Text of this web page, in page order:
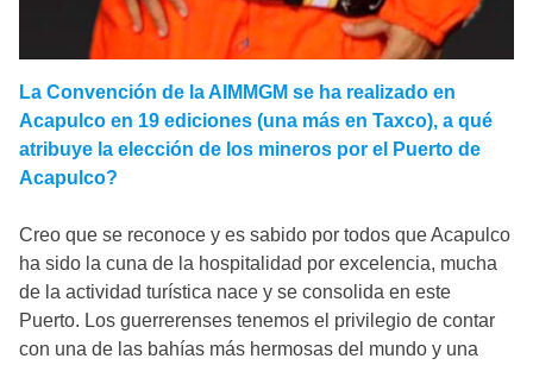
La Convención de la AIMMGM se ha realizado en
Acapulco en 19 ediciones (una más en Taxco), a qué
atribuye la elección de los mineros por el Puerto de
Acapulco?
Creo que se reconoce y es sabido por todos que Acapulco
ha sido la cuna de la hospitalidad por excelencia, mucha
de la actividad turística nace y se consolida en este
Puerto. Los guerrerenses tenemos el privilegio de contar
con una de las bahías más hermosas del mundo y una